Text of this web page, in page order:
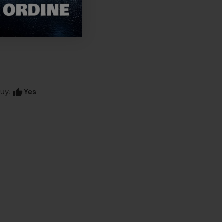
thumb_upYes